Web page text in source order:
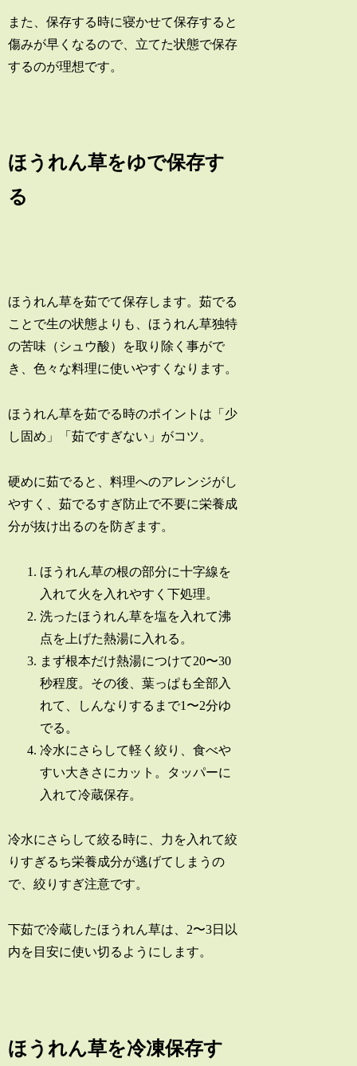
また、保存する時に寝かせて保存すると
傷みが早くなるので、立てた状態で保存
するのが理想です。
ほうれん草をゆで保存す
る
ほうれん草を茹でて保存します。茹でる
ことで生の状態よりも、ほうれん草独特
の苦味（シュウ酸）を取り除く事がで
き、色々な料理に使いやすくなります。
ほうれん草を茹でる時のポイントは「少
し固め」「茹ですぎない」がコツ。
硬めに茹でると、料理へのアレンジがし
やすく、茹でるすぎ防止で不要に栄養成
分が抜け出るのを防ぎます。
ほうれん草の根の部分に十字線を
入れて火を入れやすく下処理。
洗ったほうれん草を塩を入れて沸
点を上げた熱湯に入れる。
まず根本だけ熱湯につけて20〜30
秒程度。その後、葉っぱも全部入
れて、しんなりするまで1〜2分ゆ
でる。
冷水にさらして軽く絞り、食べや
すい大きさにカット。タッパーに
入れて冷蔵保存。
冷水にさらして絞る時に、力を入れて絞
りすぎるち栄養成分が逃げてしまうの
で、絞りすぎ注意です。
下茹で冷蔵したほうれん草は、2〜3日以
内を目安に使い切るようにします。
ほうれん草を冷凍保存す